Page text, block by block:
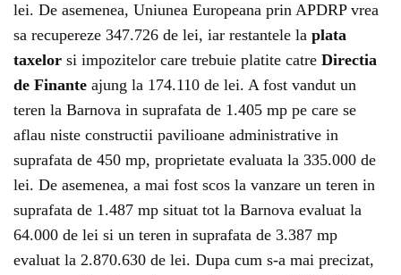
lei. De asemenea, Uniunea Europeana prin APDRP vrea
sa recupereze 347.726 de lei, iar restantele la plata
taxelor si impozitelor care trebuie platite catre Directia
de Finante ajung la 174.110 de lei. A fost vandut un
teren la Barnova in suprafata de 1.405 mp pe care se
aflau niste constructii pavilioane administrative in
suprafata de 450 mp, proprietate evaluata la 335.000 de
lei. De asemenea, a mai fost scos la vanzare un teren in
suprafata de 1.487 mp situat tot la Barnova evaluat la
64.000 de lei si un teren in suprafata de 3.387 mp
evaluat la 2.870.630 de lei. Dupa cum s-a mai precizat,